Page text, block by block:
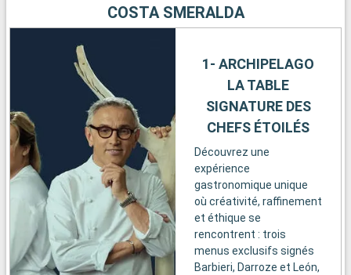
COSTA SMERALDA
1- ARCHIPELAGO
LA TABLE
SIGNATURE DES
CHEFS ÉTOILÉS
Découvrez une
expérience
gastronomique unique
où créativité, raffinement
et éthique se
rencontrent : trois
menus exclusifs signés
Barbieri, Darroze et León,